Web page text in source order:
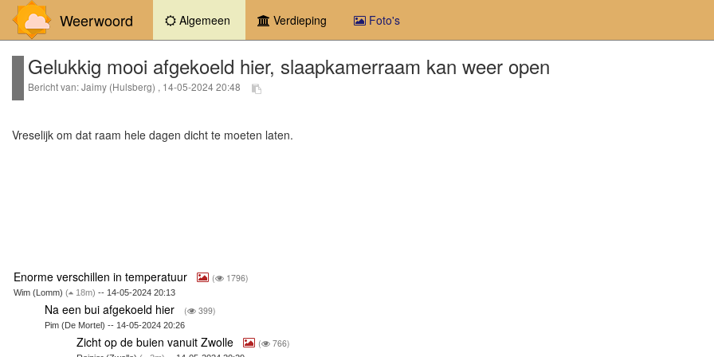
Weerwoord Algemeen (current)Verdieping Foto's
Gelukkig mooi afgekoeld hier, slaapkamerraam kan weer open
Bericht van: Jaimy (Hulsberg) , 14-05-2024 20:48
Vreselijk om dat raam hele dagen dicht te moeten laten.
Enorme verschillen in temperatuur ( 1796)
Wim (Lomm) ( 18m) -- 14-05-2024 20:13
Na een bui afgekoeld hier ( 399)
Pim (De Mortel) -- 14-05-2024 20:26
Zicht op de buien vanuit Zwolle ( 766)